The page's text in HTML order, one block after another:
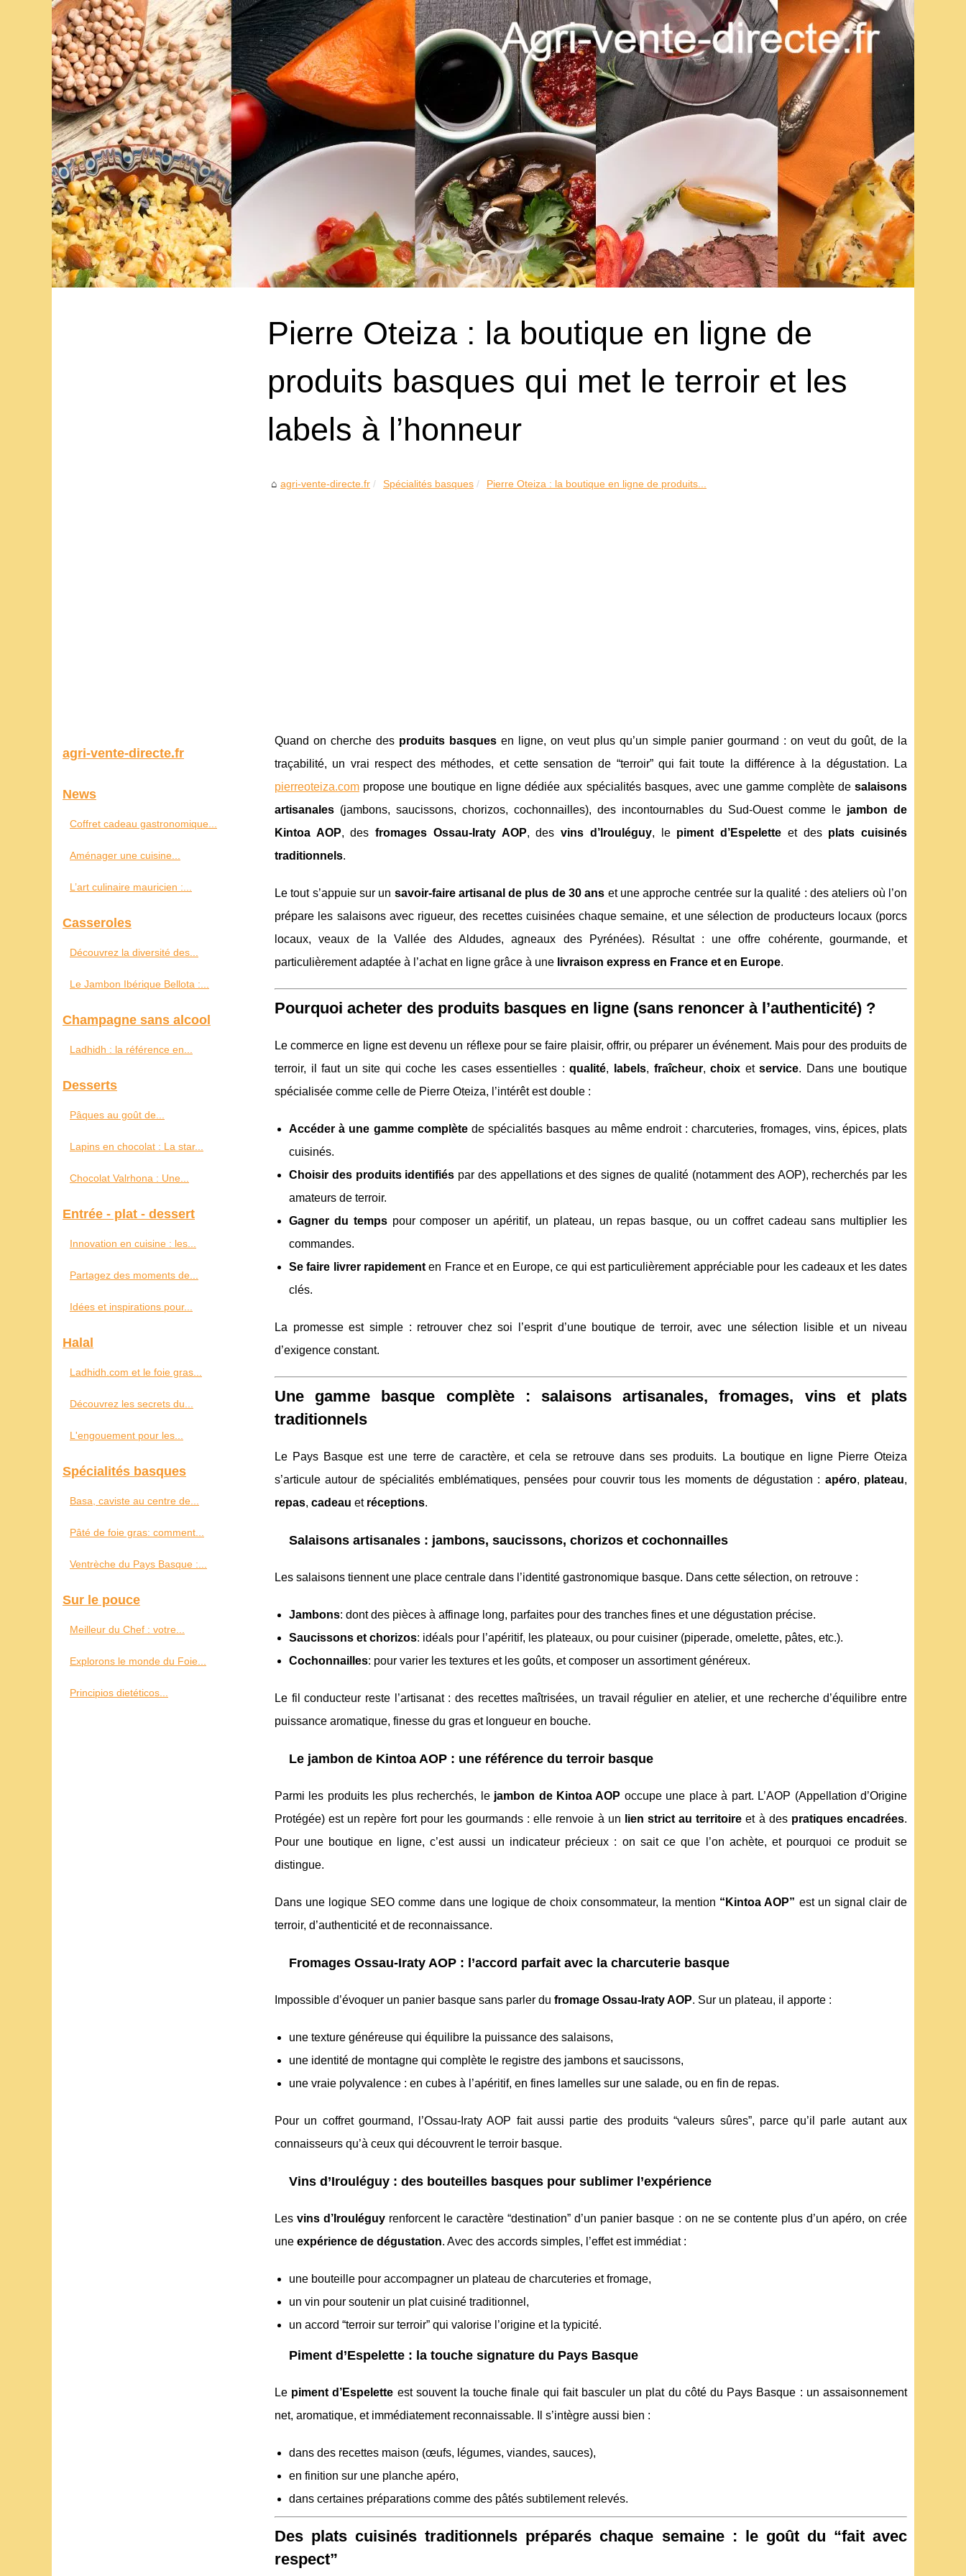
Pierre Oteiza : la boutique en ligne de
produits basques qui met le terroir et les
labels à l’honneur
agri-vente-directe.fr Spécialités basques Pierre Oteiza : la boutique en ligne de produits...
Quand on cherche des produits basques en ligne, on veut plus qu’un simple panier gourmand : on veut du goût, de la
traçabilité, un vrai respect des méthodes, et cette sensation de “terroir” qui fait toute la différence à la dégustation. La
pierreoteiza.com propose une boutique en ligne dédiée aux spécialités basques, avec une gamme complète de salaisons
artisanales (jambons, saucissons, chorizos, cochonnailles), des incontournables du Sud-Ouest comme le jambon de
Kintoa AOP, desfromages Ossau-Iraty AOP, desvins d’Irouléguy, le piment d’Espelette et des plats cuisinés
traditionnels.
Le tout s’appuie sur un savoir-faire artisanal de plus de 30 ans et une approche centrée sur la qualité : des ateliers où l’on
prépare les salaisons avec rigueur, des recettes cuisinées chaque semaine, et une sélection de producteurs locaux (porcs
locaux, veaux de la Vallée des Aldudes, agneaux des Pyrénées). Résultat : une offre cohérente, gourmande, et
particulièrement adaptée à l’achat en ligne grâce à une livraison express en France et en Europe.
Pourquoi acheter des produits basques en ligne (sans renoncer à l’authenticité) ?
Le commerce en ligne est devenu un réflexe pour se faire plaisir, offrir, ou préparer un événement. Mais pour des produits de
terroir, il faut un site qui coche les cases essentielles :qualité, labels, fraîcheur,choix etservice. Dans une boutique
spécialisée comme celle de Pierre Oteiza, l’intérêt est double :
Accéder à une gamme complètede spécialités basques au même endroit : charcuteries, fromages, vins, épices, plats
cuisinés.
Choisir des produits identifiés par des appellations et des signes de qualité (notamment des AOP), recherchés par les
amateurs de terroir.
Gagner du tempspour composer un apéritif, un plateau, un repas basque, ou un coffret cadeau sans multiplier les
commandes.
Se faire livrer rapidement en France et en Europe, ce qui est particulièrement appréciable pour les cadeaux et les dates
clés.
La promesse est simple : retrouver chez soi l’esprit d’une boutique de terroir, avec une sélection lisible et un niveau
d’exigence constant.
Une gamme basque complète : salaisons artisanales, fromages, vins et plats
traditionnels
Le Pays Basque est une terre de caractère, et cela se retrouve dans ses produits. La boutique en ligne Pierre Oteiza
s’articule autour de spécialités emblématiques, pensées pour couvrir tous les moments de dégustation : apéro, plateau,
repas, cadeau et réceptions.
Salaisons artisanales : jambons, saucissons, chorizos et cochonnailles
Les salaisons tiennent une place centrale dans l’identité gastronomique basque. Dans cette sélection, on retrouve :
Jambons: dont des pièces à affinage long, parfaites pour des tranches fines et une dégustation précise.
Saucissons et chorizos: idéals pour l’apéritif, les plateaux, ou pour cuisiner (piperade, omelette, pâtes, etc.).
Cochonnailles: pour varier les textures et les goûts, et composer un assortiment généreux.
Le fil conducteur reste l’artisanat : des recettes maîtrisées, un travail régulier en atelier, et une recherche d’équilibre entre
puissance aromatique, finesse du gras et longueur en bouche.
Le jambon de Kintoa AOP : une référence du terroir basque
Parmi les produits les plus recherchés, le jambon de Kintoa AOP occupe une place à part. L’AOP (Appellation d’Origine
Protégée) est un repère fort pour les gourmands : elle renvoie à un
lien strict au territoire et à des pratiques encadrées.
Pour une boutique en ligne, c’est aussi un indicateur précieux : on sait ce que l’on achète, et pourquoi ce produit se
distingue.
Dans une logique SEO comme dans une logique de choix consommateur, la mention “Kintoa AOP” est un signal clair de
terroir, d’authenticité et de reconnaissance.
Fromages Ossau-Iraty AOP : l’accord parfait avec la charcuterie basque
Impossible d’évoquer un panier basque sans parler du fromage Ossau-Iraty AOP. Sur un plateau, il apporte :
une texture généreuse qui équilibre la puissance des salaisons,
une identité de montagne qui complète le registre des jambons et saucissons,
une vraie polyvalence : en cubes à l’apéritif, en fines lamelles sur une salade, ou en fin de repas.
Pour un coffret gourmand, l’Ossau-Iraty AOP fait aussi partie des produits “valeurs sûres”, parce qu’il parle autant aux
connaisseurs qu’à ceux qui découvrent le terroir basque.
Vins d’Irouléguy : des bouteilles basques pour sublimer l’expérience
Lesvins d’Irouléguy renforcent le caractère “destination” d’un panier basque : on ne se contente plus d’un apéro, on crée
une expérience de dégustation. Avec des accords simples, l’effet est immédiat :
une bouteille pour accompagner un plateau de charcuteries et fromage,
un vin pour soutenir un plat cuisiné traditionnel,
un accord “terroir sur terroir” qui valorise l’origine et la typicité.
Piment d’Espelette : la touche signature du Pays Basque
Le piment d’Espelette est souvent la touche finale qui fait basculer un plat du côté du Pays Basque : un assaisonnement
net, aromatique, et immédiatement reconnaissable. Il s’intègre aussi bien :
dans des recettes maison (œufs, légumes, viandes, sauces),
en finition sur une planche apéro,
dans certaines préparations comme des pâtés subtilement relevés.
Des plats cuisinés traditionnels préparés chaque semaine : le goût du “fait avec
respect”
agri-vente-directe.fr
News
Coffret cadeau gastronomique...
Aménager une cuisine...
L’art culinaire mauricien :...
Casseroles
Découvrez la diversité des...
Le Jambon Ibérique Bellota :...
Champagne sans alcool
Ladhidh : la référence en...
Desserts
Pâques au goût de...
Lapins en chocolat : La star...
Chocolat Valrhona : Une...
Entrée - plat - dessert
Innovation en cuisine : les...
Partagez des moments de...
Idées et inspirations pour...
Halal
Ladhidh.com et le foie gras...
Découvrez les secrets du...
L'engouement pour les...
Spécialités basques
Basa, caviste au centre de...
Pâté de foie gras: comment...
Ventrèche du Pays Basque :...
Sur le pouce
Meilleur du Chef : votre...
Explorons le monde du Foie...
Principios dietéticos...